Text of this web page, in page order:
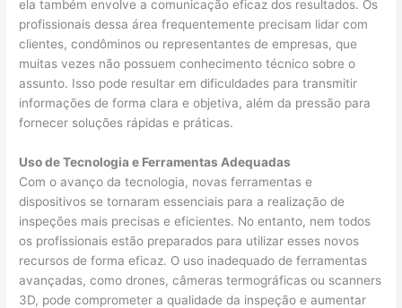
ela também envolve a comunicação eficaz dos resultados. Os
profissionais dessa área frequentemente precisam lidar com
clientes, condôminos ou representantes de empresas, que
muitas vezes não possuem conhecimento técnico sobre o
assunto. Isso pode resultar em dificuldades para transmitir
informações de forma clara e objetiva, além da pressão para
fornecer soluções rápidas e práticas.
Uso de Tecnologia e Ferramentas Adequadas
Com o avanço da tecnologia, novas ferramentas e
dispositivos se tornaram essenciais para a realização de
inspeções mais precisas e eficientes. No entanto, nem todos
os profissionais estão preparados para utilizar esses novos
recursos de forma eficaz. O uso inadequado de ferramentas
avançadas, como drones, câmeras termográficas ou scanners
3D, pode comprometer a qualidade da inspeção e aumentar